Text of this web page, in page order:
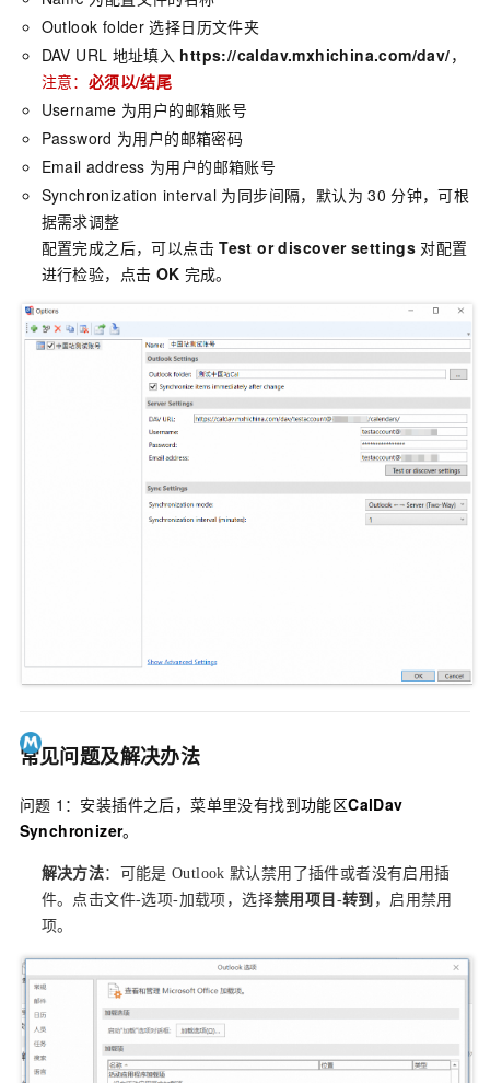
Outlook folder 选择日历文件夹
DAV URL 地址填入 https://caldav.mxhichina.com/dav/，
注意： 必须以/结尾
Username 为用户的邮箱账号
Password 为用户的邮箱密码
Email address 为用户的邮箱账号
Synchronization interval 为同步间隔，默认为 30 分钟，可根
据需求调整
配置完成之后，可以点击 Test or discover settings 对配置
进行检验，点击 OK 完成。
常见问题及解决办法
问题 1：安装插件之后，菜单里没有找到功能区CalDav
Synchronizer。
解决方法：可能是 Outlook 默认禁用了插件或者没有启用插
件。点击文件-选项-加载项，选择禁用项目 -转到 ，启用禁用
项。